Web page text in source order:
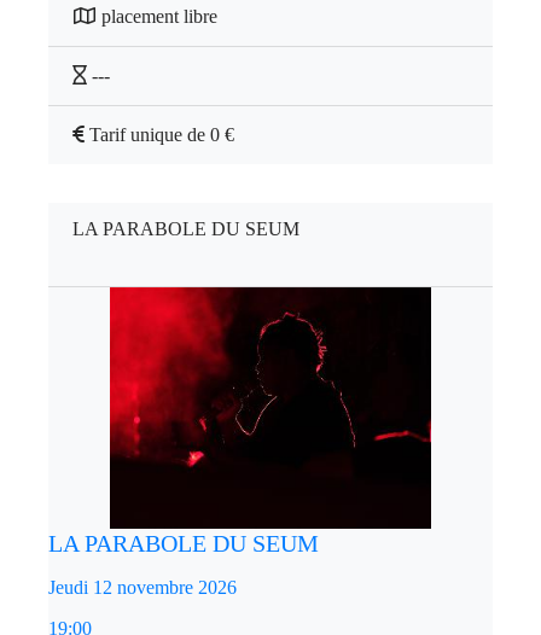
placement libre
---
Tarif unique de 0 €
LA PARABOLE DU SEUM
LA PARABOLE DU SEUM
Jeudi 12 novembre 2026
19:00